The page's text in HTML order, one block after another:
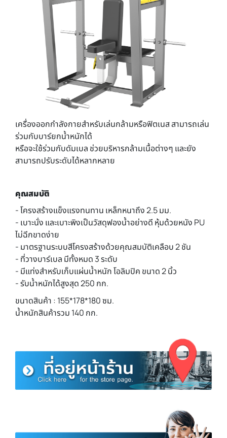
เครื่องออกกำลังกายสำหรับเล่นกล้ามหรือฟิตเนส สามารถเล่น
ร่วมกับบาร์ยกน้ำหนักได้
หรือจะใช้ร่วมกับดัมเบล ช่วยบริหารกล้ามเนื้อต่างๆ และยัง
สามารถปรับระดับได้หลากหลาย
คุณสมบัติ
- โครงสร้างแข็งแรงทนทาน เหล็กหนาถึง 2.5 มม.
- เบาะนั่ง และเบาะพิงเป็นวัสดุฟองน้ำอย่างดี หุ้มด้วยหนัง PU
ไม่ฉีกขาดง่าย
- มาตรฐานระบบสีโครงสร้างด้วยคุณสมบัติเคลือบ 2 ชัน
- ที่วางบาร์เบล มีทั้งหมด 3 ระดับ
- มีแท่งสำหรับเก็บแผ่นน้ำหนัก โอลิมปิค ขนาด 2 นิ้ว
- รับน้ำหนักได้สูงสุด 250 กก.
ขนาดสินค้า : 155*178*180 ซม.
น้ำหนักสินค้ารวม 140 กก.